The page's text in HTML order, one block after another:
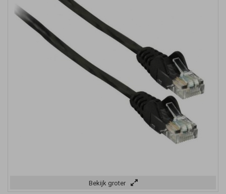
Bekijk groter